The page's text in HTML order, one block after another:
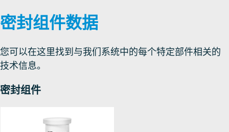
密封组件数据
您可以在这里找到与我们系统中的每个特定部件相关的
技术信息。
密封组件